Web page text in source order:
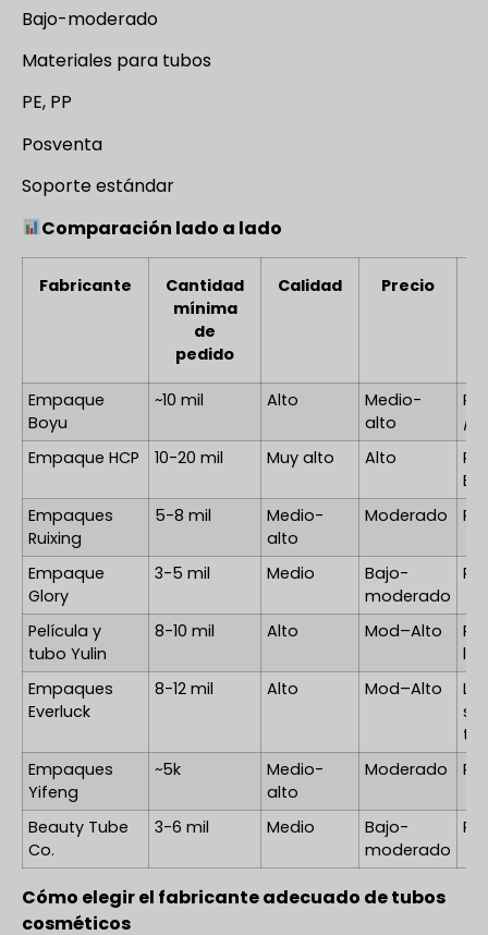
Bajo-moderado
Materiales para tubos
PE, PP
Posventa
Soporte estándar
Comparación lado a lado
Fabricante
Cantidad
mínima
de
pedido
Calidad Precio
Empaque
Boyu
~10 mil Alto
Medio-
alto
/
Empaque HCP
10-20 mil Muy alto Alto
Empaques
Ruixing
5-8 mil
Medio-
alto
Moderado PE
Empaque
Glory
3-5 mil Medio
Bajo-
moderado
Película y
tubo Yulin
8-10 mil Alto Mod–Alto
Empaques
Everluck
8-12 mil Alto Mod–Alto
Empaques
Yifeng
~5k
Medio-
alto
Moderado
Beauty Tube
Co.
3-6 mil Medio
Bajo-
moderado
Cómo elegir el fabricante adecuado de tubos
cosméticos